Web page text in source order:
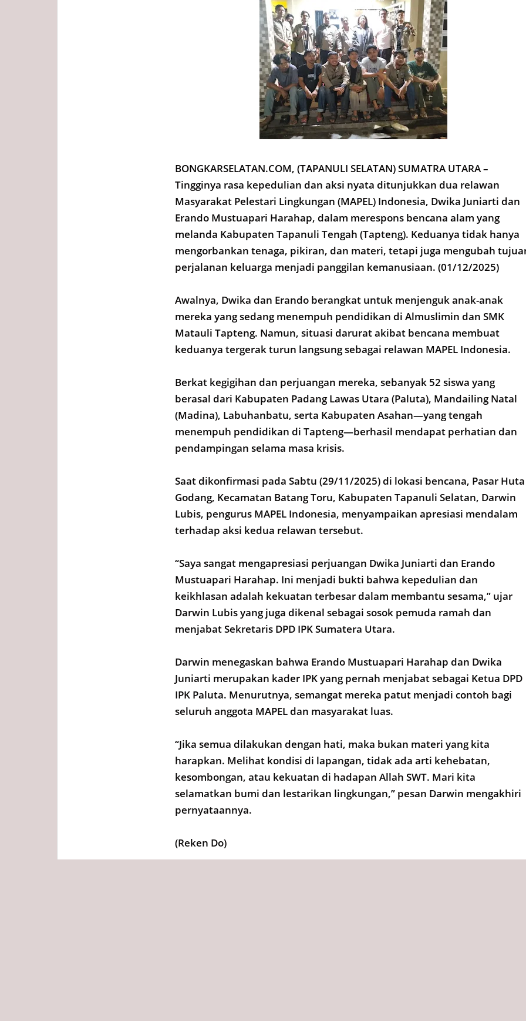
BONGKARSELATAN.COM, (TAPANULI SELATAN) SUMATRA UTARA –
Tingginya rasa kepedulian dan aksi nyata ditunjukkan dua relawan
Masyarakat Pelestari Lingkungan (MAPEL) Indonesia, Dwika Juniarti dan
Erando Mustuapari Harahap, dalam merespons bencana alam yang
melanda Kabupaten Tapanuli Tengah (Tapteng). Keduanya tidak hanya
mengorbankan tenaga, pikiran, dan materi, tetapi juga mengubah
perjalanan keluarga menjadi panggilan kemanusiaan. (01/12/2025)
Awalnya, Dwika dan Erando berangkat untuk menjenguk anak-anak
mereka yang sedang menempuh pendidikan di Almuslimin dan SMK
Matauli Tapteng. Namun, situasi darurat akibat bencana membuat
keduanya tergerak turun langsung sebagai relawan MAPEL Indonesia.
Berkat kegigihan dan perjuangan mereka, sebanyak 52 siswa yang
berasal dari Kabupaten Padang Lawas Utara (Paluta), Mandailing Natal
(Madina), Labuhanbatu, serta Kabupaten Asahan—yang tengah
menempuh pendidikan di Tapteng—berhasil mendapat perhatian dan
pendampingan selama masa krisis.
Saat dikonfirmasi pada Sabtu (29/11/2025) di lokasi bencana, Pasar Huta
Godang, Kecamatan Batang Toru, Kabupaten Tapanuli Selatan, Darwin
Lubis, pengurus MAPEL Indonesia, menyampaikan apresiasi mendalam
terhadap aksi kedua relawan tersebut.
“Saya sangat mengapresiasi perjuangan Dwika Juniarti dan Erando
Mustuapari Harahap. Ini menjadi bukti bahwa kepedulian dan
keikhlasan adalah kekuatan terbesar dalam membantu sesama,” ujar
Darwin Lubis yang juga dikenal sebagai sosok pemuda ramah dan
menjabat Sekretaris DPD IPK Sumatera Utara.
Darwin menegaskan bahwa Erando Mustuapari Harahap dan Dwika
Juniarti merupakan kader IPK yang pernah menjabat sebagai Ketua DPD
IPK Paluta. Menurutnya, semangat mereka patut menjadi contoh bagi
seluruh anggota MAPEL dan masyarakat luas.
“Jika semua dilakukan dengan hati, maka bukan materi yang kita
harapkan. Melihat kondisi di lapangan, tidak ada arti kehebatan,
kesombongan, atau kekuatan di hadapan Allah SWT. Mari kita
selamatkan bumi dan lestarikan lingkungan,” pesan Darwin mengakhiri
pernyataannya.
(Reken Do)